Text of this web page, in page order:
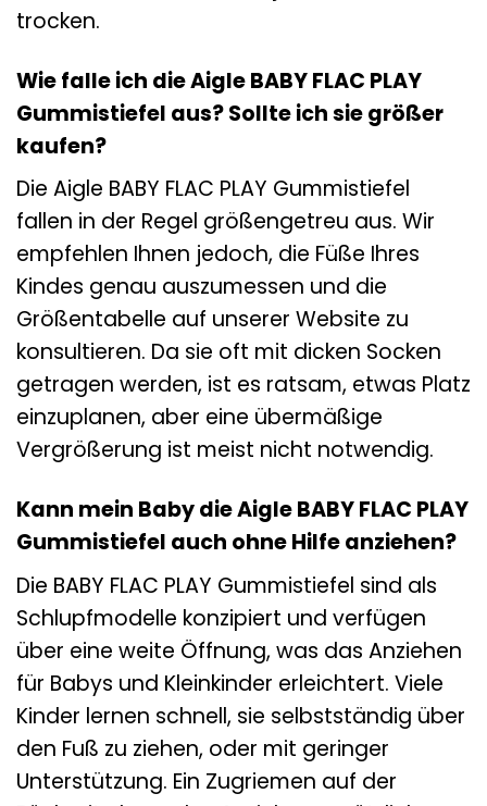
trocken.
Wie falle ich die Aigle BABY FLAC PLAY
Gummistiefel aus? Sollte ich sie größer
kaufen?
Die Aigle BABY FLAC PLAY Gummistiefel
fallen in der Regel größengetreu aus. Wir
empfehlen Ihnen jedoch, die Füße Ihres
Kindes genau auszumessen und die
Größentabelle auf unserer Website zu
konsultieren. Da sie oft mit dicken Socken
getragen werden, ist es ratsam, etwas Platz
einzuplanen, aber eine übermäßige
Vergrößerung ist meist nicht notwendig.
Kann mein Baby die Aigle BABY FLAC PLAY
Gummistiefel auch ohne Hilfe anziehen?
Die BABY FLAC PLAY Gummistiefel sind als
Schlupfmodelle konzipiert und verfügen
über eine weite Öffnung, was das Anziehen
für Babys und Kleinkinder erleichtert. Viele
Kinder lernen schnell, sie selbstständig über
den Fuß zu ziehen, oder mit geringer
Unterstützung. Ein Zugriemen auf der